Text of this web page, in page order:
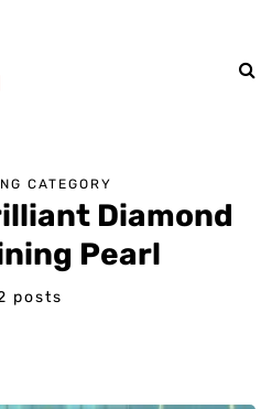
CATEGORY
Diamond
Pearl
posts